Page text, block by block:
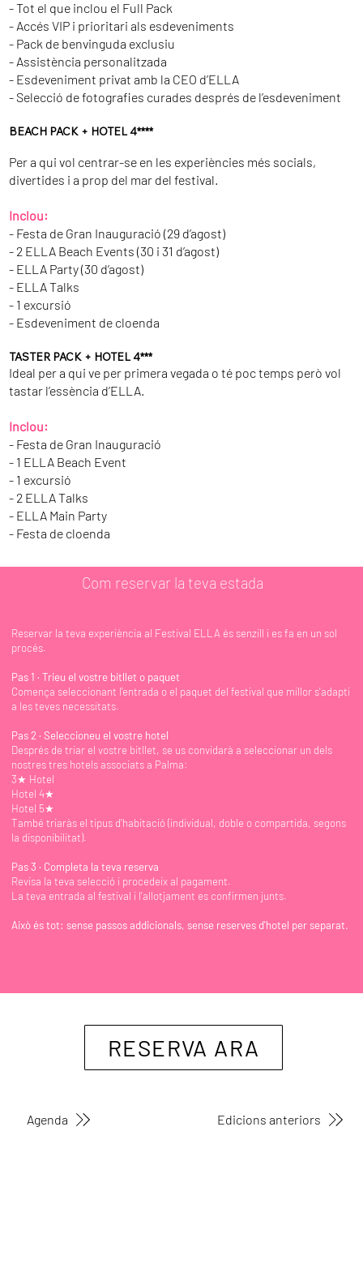
- Tot el que inclou el Full Pack
- Accés VIP i prioritari als esdeveniments
- Pack de benvinguda exclusiu
- Assistència personalitzada
- Esdeveniment privat amb la CEO d’ELLA
- Selecció de fotografies curades després de l’esdeveniment
BEACH PACK + HOTEL 4****
Per a qui vol centrar-se en les experiències més socials,
divertides i a prop del mar del festival.
Inclou:
- Festa de Gran Inauguració (29 d’agost)
- 2 ELLA Beach Events (30 i 31 d’agost)
- ELLA Party (30 d’agost)
- ELLA Talks
- 1 excursió
- Esdeveniment de cloenda
TASTER PACK + HOTEL 4***
Ideal per a qui ve per primera vegada o té poc temps però vol
tastar l’essència d’ELLA.
Inclou:
- Festa de Gran Inauguració
- 1 ELLA Beach Event
- 1 excursió
- 2 ELLA Talks
- ELLA Main Party
- Festa de cloenda
Com reservar la teva estada
Reservar la teva experiència al Festival ELLA és senzill i es fa en un sol
procés.
Pas 1 · Trieu el vostre bitllet o paquet
Comença seleccionant l'entrada o el paquet del festival que millor s'adapti
a les teves necessitats.
Pas 2 · Seleccioneu el vostre hotel
Després de triar el vostre bitllet, se us convidarà a seleccionar un dels
nostres tres hotels associats a Palma:
3★ Hotel
Hotel 4★
Hotel 5★
També triaràs el tipus d'habitació (individual, doble o compartida, segons
la disponibilitat).
Pas 3 · Completa la teva reserva
Revisa la teva selecció i procedeix al pagament.
La teva entrada al festival i l'allotjament es confirmen junts.
Això és tot: sense passos addicionals, sense reserves d'hotel per separat.
RESERVA ARA
Agenda Edicions anteriors